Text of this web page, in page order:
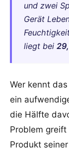
und zwei
Gerät
liegt bei
Wer kennt
ein
die Hälfte
Problem greift
Produkt